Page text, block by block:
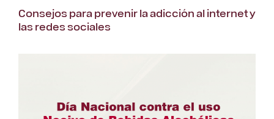
Consejos para prevenir la adicción al internet y
las redes sociales